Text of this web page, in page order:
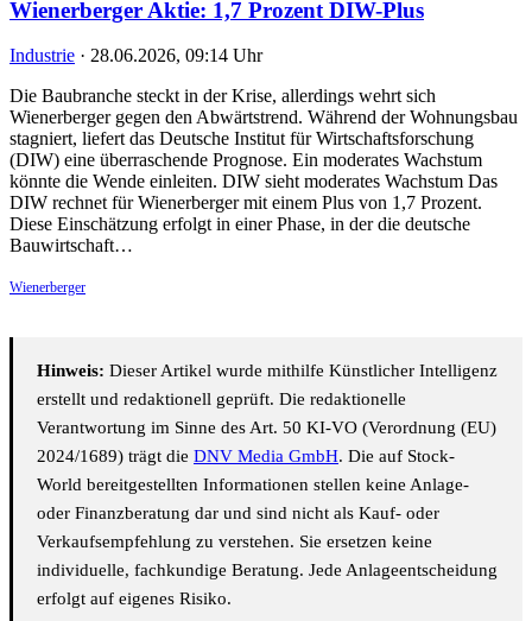
Wienerberger Aktie: 1,7 Prozent DIW-Plus
Industrie · 28.06.2026, 09:14 Uhr
Die Baubranche steckt in der Krise, allerdings wehrt sich
Wienerberger gegen den Abwärtstrend. Während der Wohnungsbau
stagniert, liefert das Deutsche Institut für Wirtschaftsforschung
(DIW) eine überraschende Prognose. Ein moderates Wachstum
könnte die Wende einleiten. DIW sieht moderates Wachstum Das
DIW rechnet für Wienerberger mit einem Plus von 1,7 Prozent.
Diese Einschätzung erfolgt in einer Phase, in der die deutsche
Bauwirtschaft…
Wienerberger
Hinweis: Dieser Artikel wurde mithilfe Künstlicher Intelligenz
erstellt und redaktionell geprüft. Die redaktionelle
Verantwortung im Sinne des Art. 50 KI-VO (Verordnung (EU)
2024/1689) trägt die DNV Media GmbH. Die auf Stock-
World bereitgestellten Informationen stellen keine Anlage-
oder Finanzberatung dar und sind nicht als Kauf- oder
Verkaufsempfehlung zu verstehen. Sie ersetzen keine
individuelle, fachkundige Beratung. Jede Anlageentscheidung
erfolgt auf eigenes Risiko.